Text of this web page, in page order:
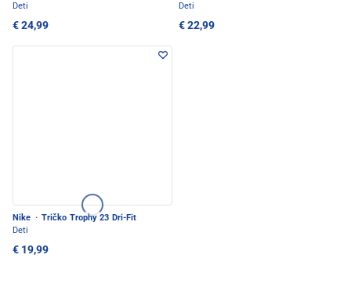
Deti
€ 24,99
Deti
€ 22,99
Nike · Tričko Trophy 23 Dri-Fit
Deti
€ 19,99